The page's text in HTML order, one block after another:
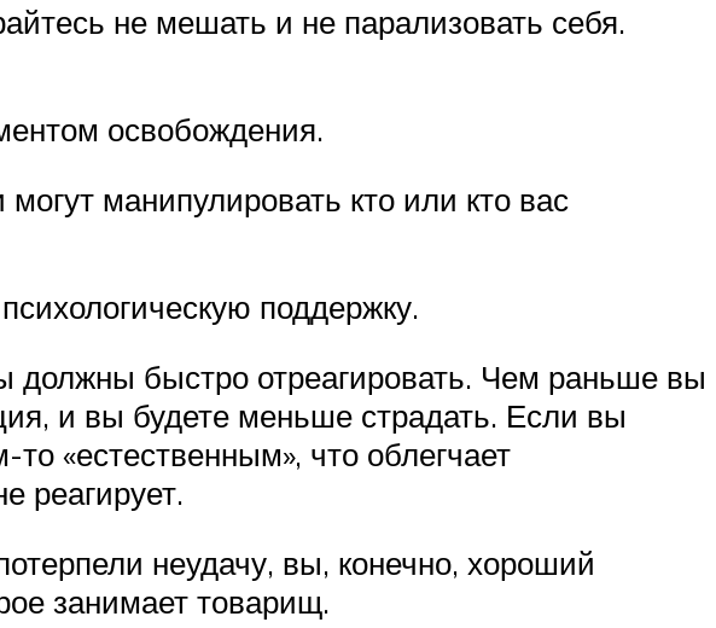
не мешать и не парализовать себя.
освобождения.
манипулировать кто или кто вас
поддержку.
должны быстро отреагировать. Чем раньше вы
и вы будете меньше страдать. Если вы
«естественным», что облегчает
реагирует.
неудачу, вы, конечно, хороший
занимает товарищ.